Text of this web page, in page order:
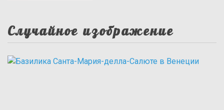
Случайное изображение